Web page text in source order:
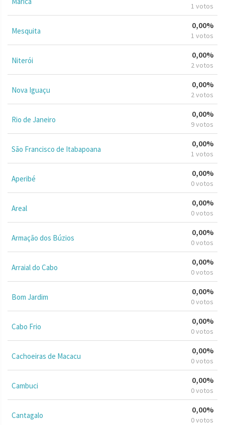
1 votos
Mesquita
0,00%
1 votos
Niterói
0,00%
2 votos
Nova Iguaçu
0,00%
2 votos
Rio de Janeiro
0,00%
9 votos
São Francisco de Itabapoana
0,00%
1 votos
Aperibé
0,00%
0 votos
Areal
0,00%
0 votos
Armação dos Búzios
0,00%
0 votos
Arraial do Cabo
0,00%
0 votos
Bom Jardim
0,00%
0 votos
Cabo Frio
0,00%
0 votos
Cachoeiras de Macacu
0,00%
0 votos
Cambuci
0,00%
0 votos
Cantagalo
0,00%
0 votos